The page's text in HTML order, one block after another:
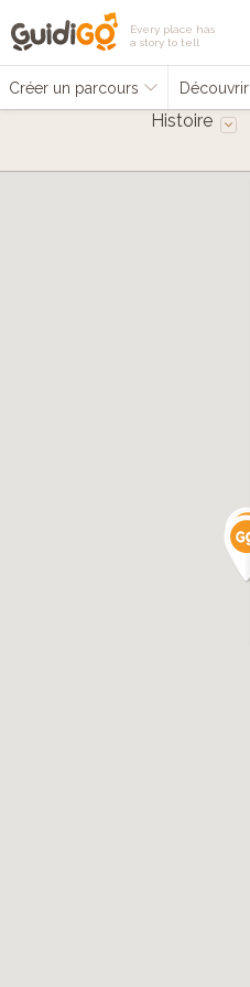
Every place has
a story to tell
Créer un parcours Découvrir
Histoire